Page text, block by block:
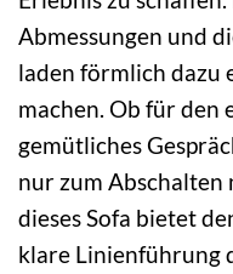
Abmessungen und
laden förmlich dazu
machen. Ob für den
gemütliches
nur zum Abschalten
dieses Sofa bietet
klare Linienführung